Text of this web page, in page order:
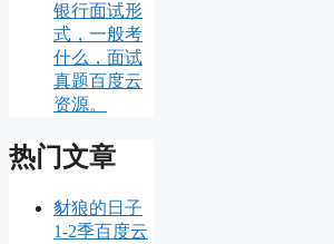
银行面试形
式，一般考
什么，面试
真题百度云
资源。
热门文章
豺狼的日子
1-2季百度云